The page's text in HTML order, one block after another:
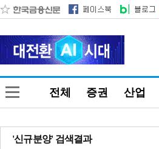
전체 증권 산업
'신규분양' 검색결과